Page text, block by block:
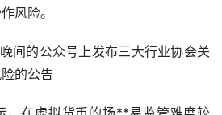
风险。
间的公众号上发布三大行业协会关
的公告